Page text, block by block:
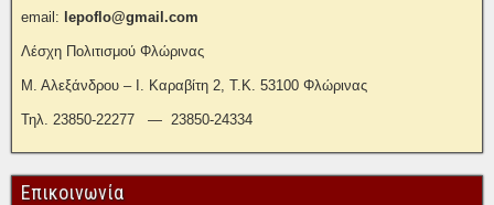
email: lepoflo@gmail.com
Λέσχη Πολιτισμού Φλώρινας
Μ. Αλεξάνδρου – Ι. Καραβίτη 2, Τ.Κ. 53100 Φλώρινας
Τηλ. 23850-22277 — 23850-24334
Επικοινωνία